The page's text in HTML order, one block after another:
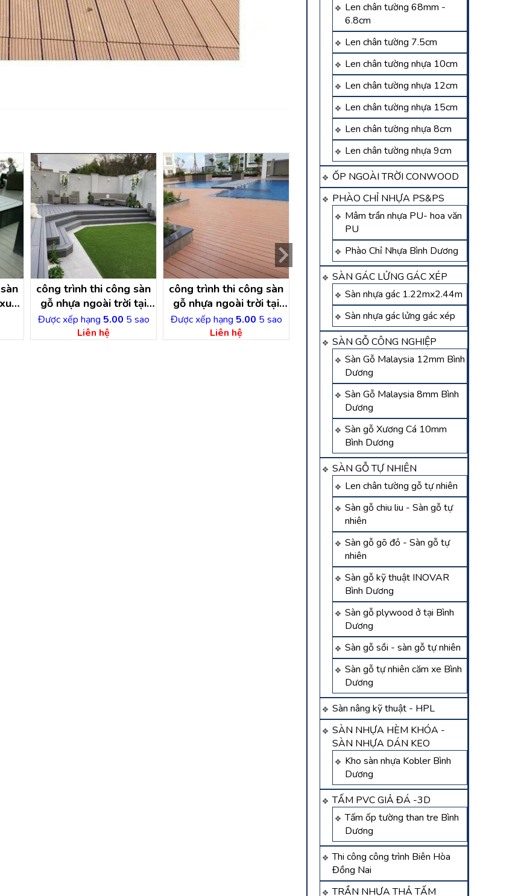
Len chân tường 68mm -
6.8cm
Len chân tường 7.5cm
Len chân tường nhựa 10cm
Len chân tường nhựa 12cm
Len chân tường nhựa 15cm
Len chân tường nhựa 8cm
Len chân tường nhựa 9cm
ỐP NGOÀI TRỜI CONWOOD
PHÀO CHỈ NHỰA PS&PS
Mâm trần nhựa PU- hoa văn
PU
Phào Chỉ Nhựa Bình Dương
SÀN GÁC LỬNG GÁC XÉP
Sàn nhựa gác 1.22mx2.44m
Sàn nhựa gác lửng gác xép
SÀN GỖ CÔNG NGHIỆP
Sàn Gỗ Malaysia 12mm Bình
Dương
Sàn Gỗ Malaysia 8mm Bình
Dương
Sàn gỗ Xương Cá 10mm
Bình Dương
SÀN GỖ TỰ NHIÊN
Len chân tường gỗ tự nhiên
Sàn gỗ chiu liu - Sàn gỗ tự
nhiên
Sàn gỗ gõ đỏ - Sàn gỗ tự
nhiên
Sàn gỗ kỹ thuật INOVAR
Bình Dương
Sàn gỗ plywood ở tại Bình
Dương
Sàn gỗ sồi - sàn gỗ tự nhiên
Sàn gỗ tự nhiên căm xe Bình
Dương
Sàn nâng kỹ thuật - HPL
SÀN NHỰA HÈM KHÓA -
SÀN NHỰA DÁN KEO
Kho sàn nhựa Kobler Bình
Dương
TẤM PVC GIẢ ĐÁ -3D
Tấm ốp tường than tre Bình
Dương
Thi công công trình Biên Hòa
Đồng Nai
TRẦN NHỰA THẢ TẤM
công trình thi công sàn
gỗ nhựa ngoài trời tại
định an dầu tiếng – bình
dương
Được xếp hạng 5.00 5 sao
Liên hệ
công trình thi công sàn
gỗ nhựa ngoài trời tại
minh hòa dầu tiếng –
bình dương
Được xếp hạng 5.00 5 sao
Liên hệ
công trình thi công sàn
gỗ ngoài trời tại đông
thạnh hóc môn- hồ chí
minh
Liên hệ
thi công sàn gỗ
trời tại an lập dầu
bình dương.thi
gỗ ngoài trời